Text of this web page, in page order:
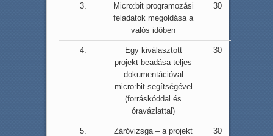
3.
Micro:bit programozási
feladatok megoldása a
valós időben
30
4.
Egy kiválasztott
projekt beadása teljes
dokumentációval
micro:bit segítségével
(forráskóddal és
óravázlattal)
30
5.
Záróvizsga – a projekt
30